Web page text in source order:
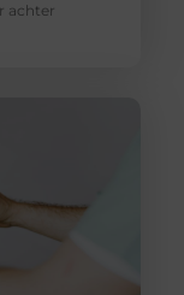
achter